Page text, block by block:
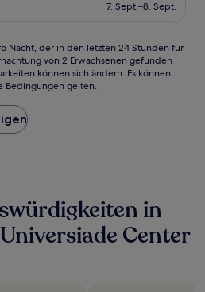
beträgt
7. Sept.–8. Sept.
Nacht, der in den letzten 24 Stunden für
von 2 Erwachsenen gefunden
können sich ändern. Es können
Bedingungen gelten.
in
Center